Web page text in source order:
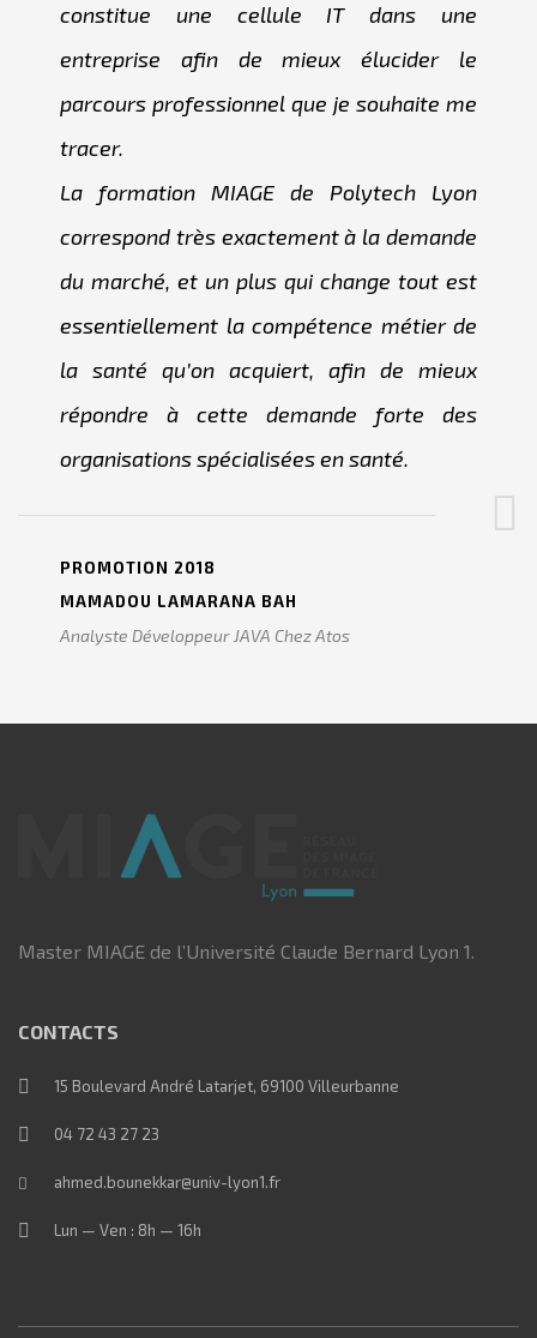
constitue une cellule IT dans une
entreprise afin de mieux élucider le
parcours professionnel que je souhaite me
tracer.
La formation MIAGE de Polytech Lyon
correspond très exactement à la demande
du marché, et un plus qui change tout est
essentiellement la compétence métier de
la santé qu’on acquiert, afin de mieux
répondre à cette demande forte des
organisations spécialisées en santé.
PROMOTION 2018
MAMADOU LAMARANA BAH
Analyste Développeur JAVA Chez Atos
Master MIAGE de l’Université Claude Bernard Lyon 1.
CONTACTS
15 Boulevard André Latarjet, 69100 Villeurbanne
04 72 43 27 23
ahmed.bounekkar@univ-lyon1.fr
Lun — Ven : 8h — 16h